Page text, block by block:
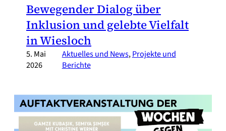
Bewegender Dialog über
Inklusion und gelebte Vielfalt
in Wiesloch
5. Mai
2026
Aktuelles und News, Projekte und
Berichte